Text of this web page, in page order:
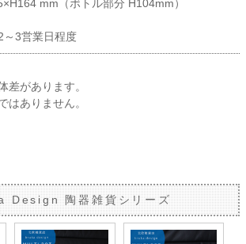
mm（ボトル部分 H104mm）
～3営業日程度
があります。
ありません。
Design 陶器雑貨シリーズ